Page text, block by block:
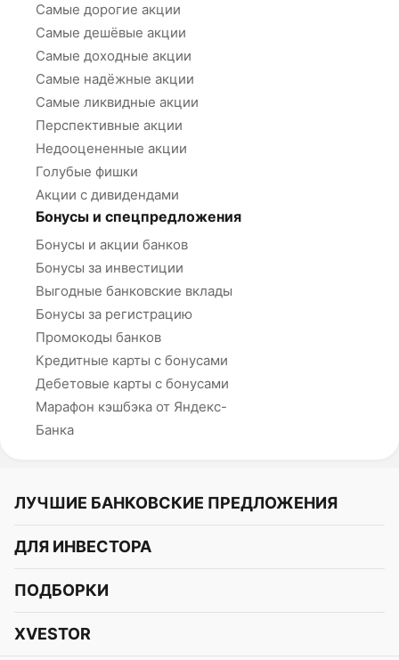
Самые дорогие акции
Самые дешёвые акции
Самые доходные акции
Самые надёжные акции
Самые ликвидные акции
Перспективные акции
Недооцененные акции
Голубые фишки
Акции с дивидендами
Бонусы и спецпредложения
Бонусы и акции банков
Бонусы за инвестиции
Выгодные банковские вклады
Бонусы за регистрацию
Промокоды банков
Кредитные карты с бонусами
Дебетовые карты с бонусами
Марафон кэшбэка от Яндекс-
Банка
ЛУЧШИЕ БАНКОВСКИЕ ПРЕДЛОЖЕНИЯ
Альфа-Банк
СБЕР
Газпромбанк
ДЛЯ ИНВЕСТОРА
Курс акций
Курс облигаций
ПОДБОРКИ
Подборки акций
XVESTOR